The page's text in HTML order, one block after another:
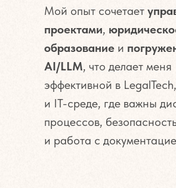
Мой опыт сочетает
проектами,
образование и
AI/LLM, что делает меня
эффективной в
и IT-среде, где важны
процессов,
и работа с